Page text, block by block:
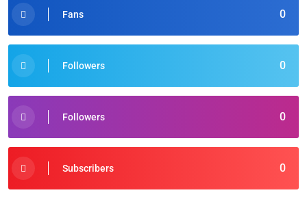
0
Fans
0
Followers
0
Followers
0
Subscribers